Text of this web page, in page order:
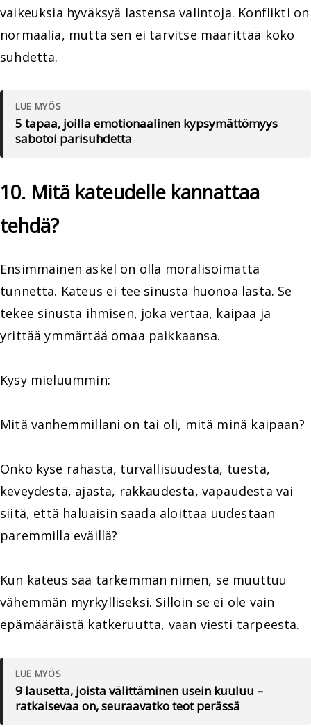
vaikeuksia hyväksyä lastensa valintoja. Konflikti on
normaalia, mutta sen ei tarvitse määrittää koko
suhdetta.
LUE MYÖS
5 tapaa, joilla emotionaalinen kypsymättömyys
sabotoi parisuhdetta
10. Mitä kateudelle kannattaa
tehdä?
Ensimmäinen askel on olla moralisoimatta
tunnetta. Kateus ei tee sinusta huonoa lasta. Se
tekee sinusta ihmisen, joka vertaa, kaipaa ja
yrittää ymmärtää omaa paikkaansa.
Kysy mieluummin:
Mitä vanhemmillani on tai oli, mitä minä kaipaan?
Onko kyse rahasta, turvallisuudesta, tuesta,
keveydestä, ajasta, rakkaudesta, vapaudesta vai
siitä, että haluaisin saada aloittaa uudestaan
paremmilla eväillä?
Kun kateus saa tarkemman nimen, se muuttuu
vähemmän myrkylliseksi. Silloin se ei ole vain
epämääräistä katkeruutta, vaan viesti tarpeesta.
LUE MYÖS
9 lausetta, joista välittäminen usein kuuluu –
ratkaisevaa on, seuraavatko teot perässä